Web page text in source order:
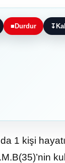
■ Durdur ↧
1 kişi